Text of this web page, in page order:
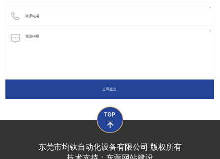
立即提交
东莞市均钛自动化设备有限公司 版权所有